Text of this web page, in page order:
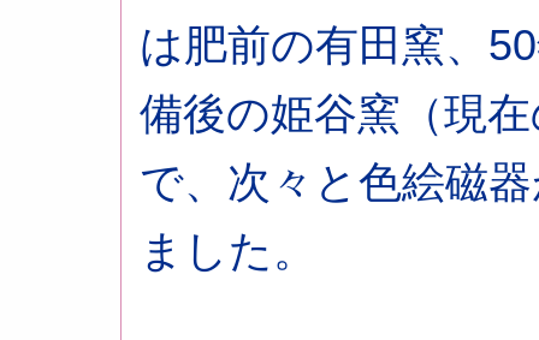
は肥前の有田窯、
備後の姫谷窯（現
で、次々と色絵磁
ました。